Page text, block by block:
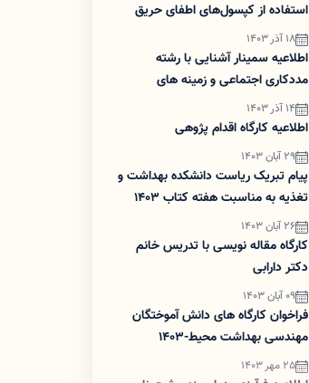
استفاده از کپسول‌های اطفای حریق
18 آذر 1403
اطلاعیه سمینار آشنایی با رشته
مددکاری اجتماعی و زمینه های
پژوهش در آن
14 آذر 1403
اطلاعیه کارگاه اقدام پژوهی
29 آبان 1403
پیام تبریک ریاست دانشکده بهداشت و
تغذیه به مناسبت هفته کتاب 1403
26 آبان 1403
کارگاه مقاله نویسی با تدریس خانم
دکتر دارابی
09 آبان 1403
فراخوان کارگاه های دانش آموختگان
مهندسی بهداشت محیط-1403
25 مهر 1403